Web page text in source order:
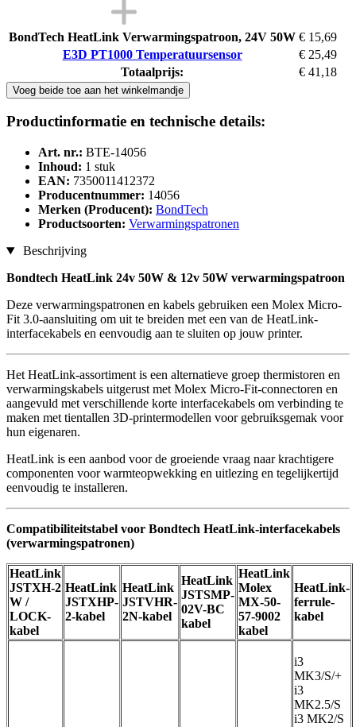
BondTech HeatLink Verwarmingspatroon, 24V 50W € 15,69
E3D PT1000 Temperatuursensor
€ 25,49
Totaalprijs:
€ 41,18
Voeg beide toe aan het winkelmandje
Productinformatie en technische details:
Art. nr.: BTE-14056
Inhoud: 1 stuk
EAN: 7350011412372
Producentnummer: 14056
Merken (Producent): BondTech
Productsoorten: Verwarmingspatronen
Beschrijving
Bondtech HeatLink 24v 50W & 12v 50W verwarmingspatroon
Deze verwarmingspatronen en kabels gebruiken een Molex Micro-
Fit 3.0-aansluiting om uit te breiden met een van de HeatLink-
interfacekabels en eenvoudig aan te sluiten op jouw printer.
Het HeatLink-assortiment is een alternatieve groep thermistoren en
verwarmingskabels uitgerust met Molex Micro-Fit-connectoren en
aangevuld met verschillende korte interfacekabels om verbinding te
maken met tientallen 3D-printermodellen voor gebruiksgemak voor
hun eigenaren.
HeatLink is een aanbod voor de groeiende vraag naar krachtigere
componenten voor warmteopwekking en uitlezing en tegelijkertijd
eenvoudig te installeren.
Compatibiliteitstabel voor Bondtech HeatLink-interfacekabels
(verwarmingspatronen)
HeatLink
JSTXH-2
W /
LOCK-
kabel
HeatLink
JSTXHP-
2-kabel
HeatLink
JSTVHR-
2N-kabel
HeatLink
JSTSMP-
02V-BC
kabel
HeatLink
Molex
MX-50-
57-9002
kabel
HeatLink-
ferrule-
kabel
i3
MK3/S/+
i3
MK2.5/S
i3 MK2/S